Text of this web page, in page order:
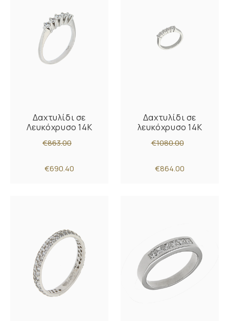
Δαχτυλίδι σε
Λευκόχρυσο 14K
€863.00
€690.40
Δαχτυλίδι σε
λευκόχρυσο 14K
€1080.00
€864.00